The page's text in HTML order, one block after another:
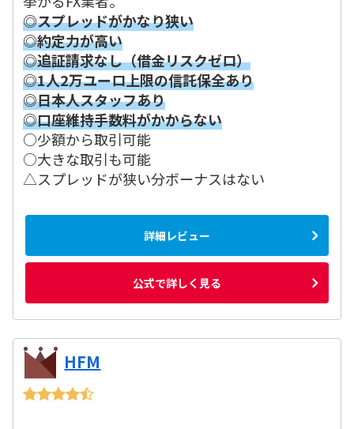
◎スプレッドがかなり狭い
◎約定力が高い
◎追証請求なし（借金リスクゼロ）
◎1人2万ユーロ上限の信託保全あり
◎日本人スタッフあり
◎口座維持手数料がかからない
○少額から取引可能
○大きな取引も可能
△スプレッドが狭い分ボーナスはない
詳細レビュー
公式で詳しく見る
HFM